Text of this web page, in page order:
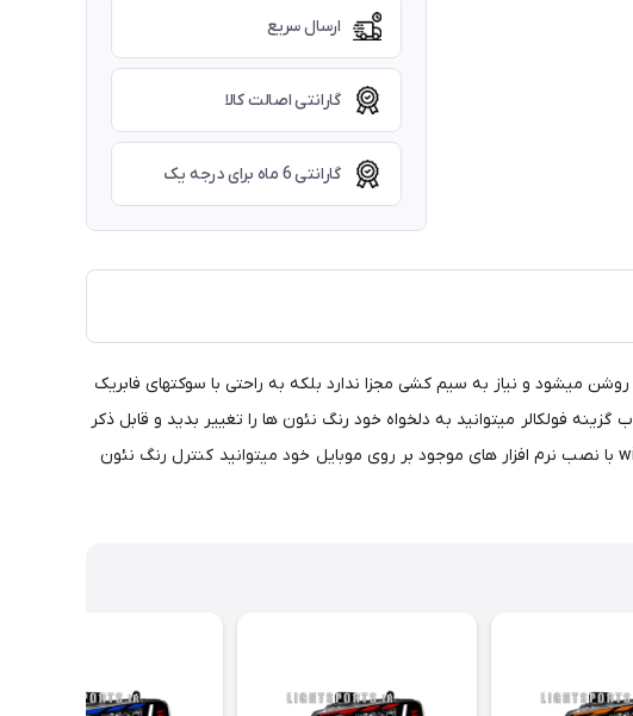
ارسال سریع
گارانتی اصالت کالا
گارانتی 6 ماه برای درجه یک
میشود و نیاز به سیم کشی مجزا ندارد بلکه به راحتی با سوکتهای فابریک
فولکالر میتوانید به دلخواه خود رنگ نئون ها را تغییر بدید و قابل ذکر
است که فولکالر ریموت به همراه یک ریموت جانبی رنگ نئون ها قابل تغییر است و انواع رقص نور ها رو به همراه دارد وفولکار wifi با نصب نرم افزار های موجود بر روی موبایل خود میتوانید کنترل رنگ نئون